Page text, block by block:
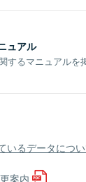
ュアル
するマニュアルを
いるデータにつ
案内